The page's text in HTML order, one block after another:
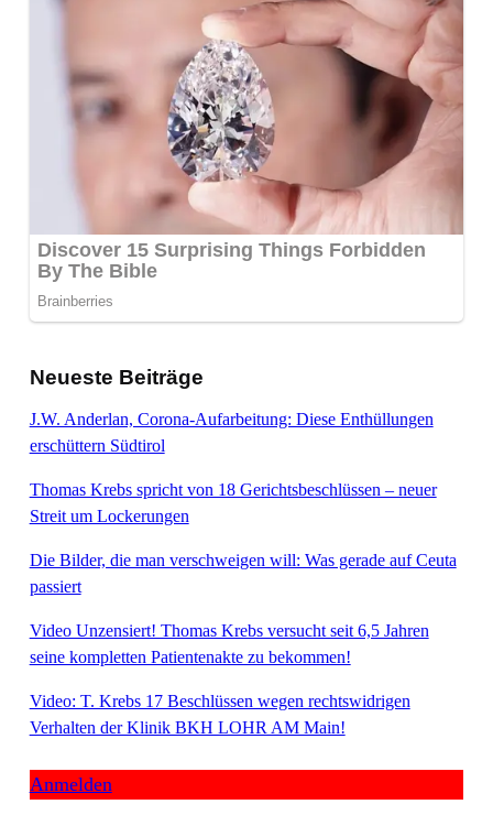
Neueste Beiträge
J.W. Anderlan, Corona-Aufarbeitung: Diese Enthüllungen
erschüttern Südtirol
Thomas Krebs spricht von 18 Gerichtsbeschlüssen – neuer
Streit um Lockerungen
Die Bilder, die man verschweigen will: Was gerade auf Ceuta
passiert
Video Unzensiert! Thomas Krebs versucht seit 6,5 Jahren
seine kompletten Patientenakte zu bekommen!
Video: T. Krebs 17 Beschlüssen wegen rechtswidrigen
Verhalten der Klinik BKH LOHR AM Main!
Anmelden